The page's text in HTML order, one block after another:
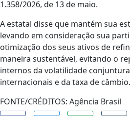
1.358/2026, de 13 de maio.
A estatal disse que mantém sua
levando em consideração sua
otimização dos seus ativos de
maneira sustentável, evitando o
internos da volatilidade
internacionais e da taxa de câmbio.
FONTE/CRÉDITOS: Agência Brasil